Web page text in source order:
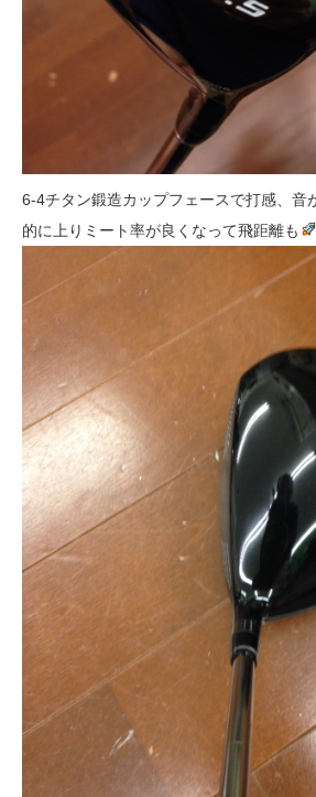
6-4チタン鍛造カップフェースで打感、音
的に上りミート率が良くなって飛距離も